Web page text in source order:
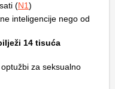
(N1)
inteligencije nego od
14 tisuća
za seksualno